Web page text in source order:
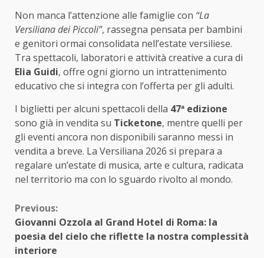
Non manca l’attenzione alle famiglie con “La
Versiliana dei Piccoli”, rassegna pensata per bambini
e genitori ormai consolidata nell’estate versiliese.
Tra spettacoli, laboratori e attività creative a cura di
Elia Guidi, offre ogni giorno un intrattenimento
educativo che si integra con l’offerta per gli adulti.
I biglietti per alcuni spettacoli della 47ª edizione
sono già in vendita su Ticketone, mentre quelli per
gli eventi ancora non disponibili saranno messi in
vendita a breve. La Versiliana 2026 si prepara a
regalare un’estate di musica, arte e cultura, radicata
nel territorio ma con lo sguardo rivolto al mondo.
Continue
Reading
Previous:
Giovanni Ozzola al Grand Hotel di Roma: la
poesia del cielo che riflette la nostra complessità
interiore